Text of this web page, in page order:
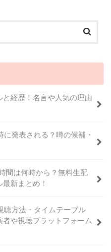
経歴！名言や人気の理由
に発表される？噂の候補・
間は何時から？無料生配
新まとめ！
聴方法・タイムテーブル
者や視聴プラットフォーム